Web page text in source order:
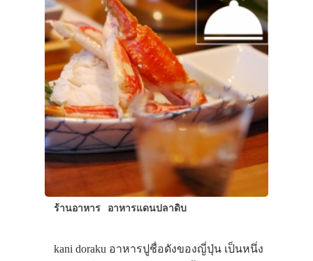
ร้านอาหาร อาหารแดนปลาดิบ
kani doraku อาหารปูชื่อดังของญี่ปุ่น เป็นหนึ่ง